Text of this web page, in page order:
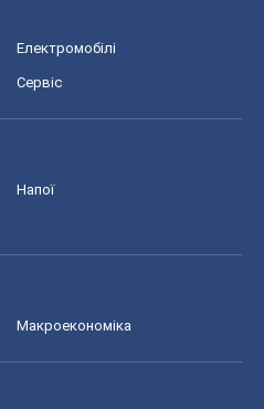
Електромобілі
Сервіс
Напої
Макроекономіка